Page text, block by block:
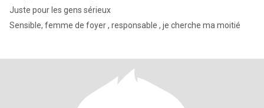
Juste pour les gens sérieux
Sensible, femme de foyer , responsable , je cherche ma moitié